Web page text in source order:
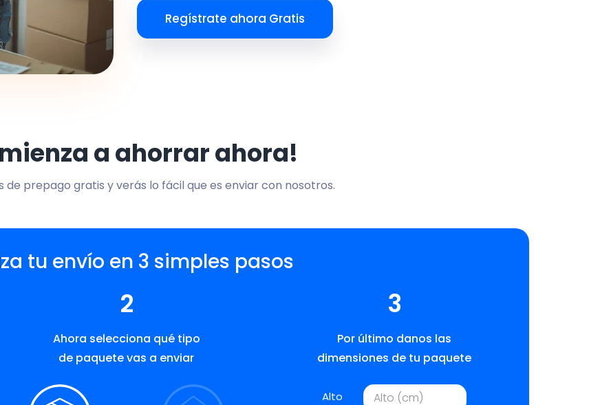
Regístrate ahora Gratis
a ahorrar ahora!
de prepago gratis y verás lo fácil que es enviar con nosotros.
tu envío en 3 simples pasos
2
Ahora selecciona qué tipo
de paquete vas a enviar
3
Por último danos las
dimensiones de tu paquete
Alto